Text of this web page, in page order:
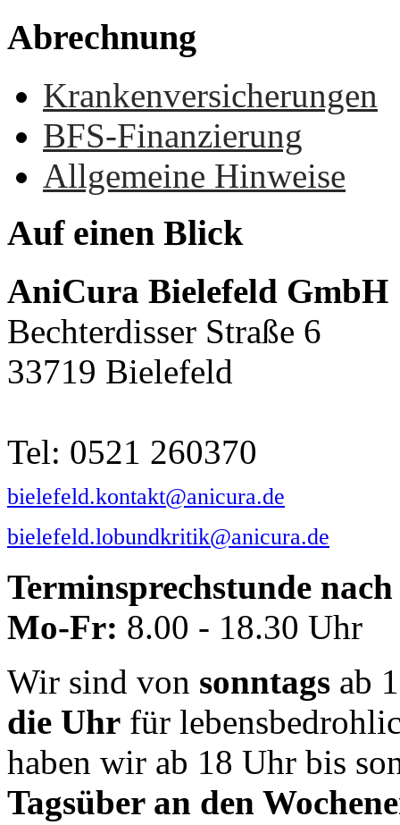
Abrechnung
Krankenversicherungen
BFS-Finanzierung
Allgemeine Hinweise
Auf einen Blick
AniCura Bielefeld GmbH
Bechterdisser Straße 6
33719 Bielefeld
Tel: 0521 260370
bielefeld.kontakt@anicura.de
bielefeld.lobundkritik@anicura.de
Terminsprechstunde
Mo-Fr: 8.00 - 18.30 Uhr
Wir sind von sonntags ab
die Uhr für
haben wir ab 18 Uhr bis
Tagsüber an den